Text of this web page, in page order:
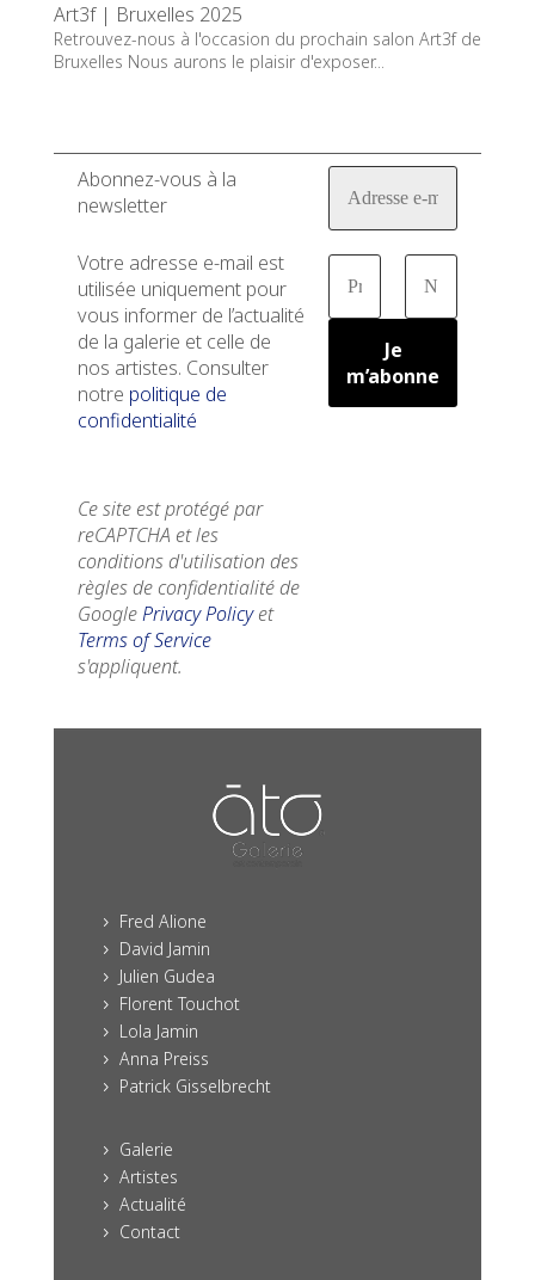
Art3f | Bruxelles 2025
Retrouvez-nous à l'occasion du prochain salon Art3f de
Bruxelles Nous aurons le plaisir d'exposer...
Abonnez-vous à la
newsletter
Votre adresse e-mail est
utilisée uniquement pour
vous informer de l’actualité
de la galerie et celle de
nos artistes. Consulter
notre politique de
confidentialité
Ce site est protégé par
reCAPTCHA et les
conditions d'utilisation des
règles de confidentialité de
GooglePrivacy Policyet
Terms of Service
s'appliquent.
5 Fred Alione
5 David Jamin
5 Julien Gudea
5 Florent Touchot
5 Lola Jamin
5 Anna Preiss
5 Patrick Gisselbrecht
5 Galerie
5 Artistes
5 Actualité
5 Contact